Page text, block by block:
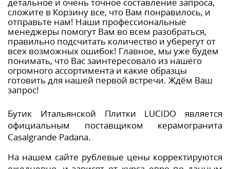
сложите в Корзину все, что Вам понравилось, и
отправьте нам! Наши профессиональные
менеджеры помогут Вам во всем разобраться,
правильно подсчитать количество и уберегут от
всех возможных ошибок! Главное, мы уже будем
понимать, что Вас заинтересовало из нашего
огромного ассортимента и какие образцы
готовить для нашей первой встречи. Ждём Ваш
запрос!
Бутик Итальянской Плитки LUCIDO является
официальным поставщиком керамогранита
Casalgrande Padana.
На нашем сайте рублевые цены корректируются